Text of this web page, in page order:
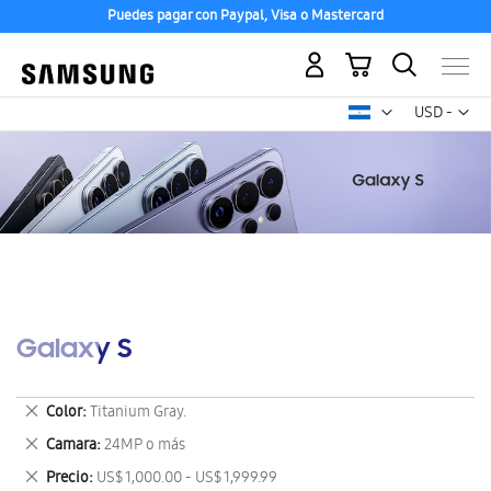
Puedes pagar con Paypal, Visa o Mastercard
USD -
dólar
Mi carrito
Galaxy S
Color Titanium Gray.
Eliminar
este
artículo
Camara 24MP o más
Eliminar
este
Precio US$ 1,000.00 - US$ 1,999.99
Eliminar